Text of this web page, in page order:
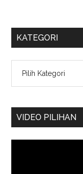
KATEGORI
VIDEO PILIHAN